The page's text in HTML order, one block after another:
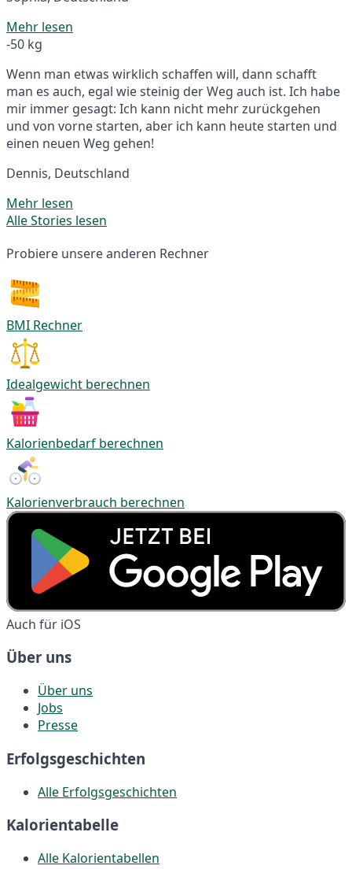
Mehr lesen
-50 kg
Wenn man etwas wirklich schaffen will, dann schafft
man es auch, egal wie steinig der Weg auch ist. Ich habe
mir immer gesagt: Ich kann nicht mehr zurückgehen
und von vorne starten, aber ich kann heute starten und
einen neuen Weg gehen!
Dennis, Deutschland
Mehr lesen
Alle Stories lesen
Probiere unsere anderen Rechner
BMI Rechner
Idealgewicht berechnen
Kalorienbedarf berechnen
Kalorienverbrauch berechnen
Auch für iOS
Über uns
Über uns
Jobs
Presse
Erfolgsgeschichten
Alle Erfolgsgeschichten
Kalorientabelle
Alle Kalorientabellen